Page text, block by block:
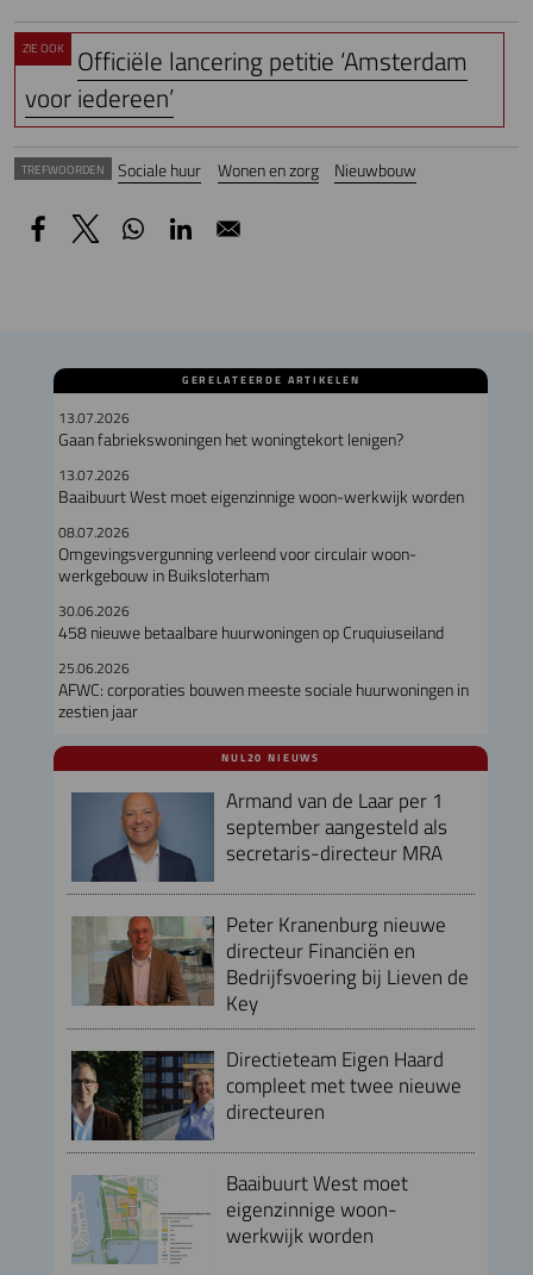
ZIE OOK
Officiële lancering petitie ‘Amsterdam
voor iedereen’
TREFWOORDEN Sociale huur Wonen en zorg Nieuwbouw
GERELATEERDE ARTIKELEN
13.07.2026
Gaan fabriekswoningen het woningtekort lenigen?
13.07.2026
Baaibuurt West moet eigenzinnige woon-werkwijk worden
08.07.2026
Omgevingsvergunning verleend voor circulair woon-
werkgebouw in Buiksloterham
30.06.2026
458 nieuwe betaalbare huurwoningen op Cruquiuseiland
25.06.2026
AFWC: corporaties bouwen meeste sociale huurwoningen in
zestien jaar
NUL20 NIEUWS
Armand van de Laar per 1
september aangesteld als
secretaris-directeur MRA
Peter Kranenburg nieuwe
directeur Financiën en
Bedrijfsvoering bij Lieven de
Key
Directieteam Eigen Haard
compleet met twee nieuwe
directeuren
Baaibuurt West moet
eigenzinnige woon-
werkwijk worden